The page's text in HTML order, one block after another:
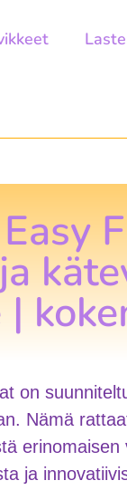
on
Nämä
ja